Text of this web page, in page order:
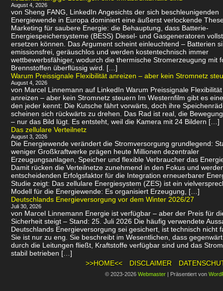
August 4, 2026
von Sheng FANG, LinkedIn Angesichts der sich beschleunigenden
Energiewende in Europa dominiert eine äußerst verlockende
Marketing für saubere Energie: die Behauptung, dass Batterie-
Energiespeichersysteme (BESS) Diesel- und Gasgeneratoren
ersetzen können. Das Argument scheint einleuchtend – Batterien
emissionsfrei, geräuschlos und werden kostentechnisch immer
wettbewerbsfähiger, wodurch die thermische Stromerzeugung mit
Brennstoffen überflüssig wird. […]
Warum Preissignale Flexibilität anreizen – aber kein Stromnetz
August 4, 2026
von Marcel Linnemann auf LinkedIn Warum Preissignale Flexibilität
anreizen – aber kein Stromnetz steuern Im Westernfilm gibt es
den jeder kennt: Die Kutsche fährt vorwärts, doch ihre
scheinen sich rückwärts zu drehen. Das Rad ist real, die
– nur das Bild lügt. Es entsteht, weil die Kamera mit 24 Bildern […]
Das zellulare Verteilnetz
August 3, 2026
Die Energiewende verändert die Stromversorgung grundlegend:
weniger Großkraftwerke prägen heute Millionen dezentraler
Erzeugungsanlagen, Speicher und flexible Verbraucher das
Damit rücken die Verteilnetze zunehmend in den Fokus und
entscheidenden Erfolgsfaktor für die Integration erneuerbarer
Studie zeigt: Das zellulare Energiesystem (ZES) ist ein
Modell für die Energiewende: Es organisiert Erzeugung, […]
Deutschlands Energieversorgung vor dem Winter 2026/27
Juli 30, 2026
von Marcel Linnemann Energie ist verfügbar – aber der Preis für
Sicherheit steigt – Stand: 25. Juli 2026 Die häufig verwendete
Deutschlands Energieversorgung sei gesichert, ist technisch nicht
Sie ist nur zu eng. Sie beschreibt im Wesentlichen, dass
durch die Leitungen fließt, Kraftstoffe verfügbar sind und das
stabil betrieben […]
>>HOME<<
DISCLAIMER
© 2023-2026 Webmaster | Präsentiert von